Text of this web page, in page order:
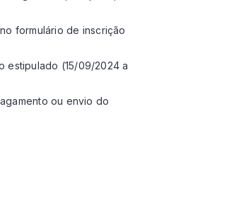
formulário de inscrição
estipulado (15/09/2024 a
ou envio do